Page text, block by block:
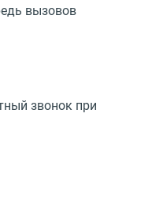
вызовов
звонок при